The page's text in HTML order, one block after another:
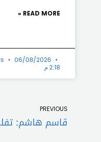
READ MORE »
06/08/2026
2:18 م
PREVIOUS